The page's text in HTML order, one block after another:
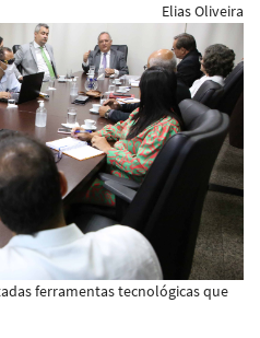
E-
mail
Elias Oliveira
ferramentas tecnológicas que